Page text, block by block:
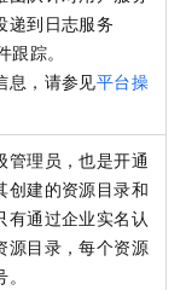
递到日志服务
踪。
息，请参见平台操
管理员，也是开通
创建的资源目录和
有通过企业实名认
源目录，每个资源